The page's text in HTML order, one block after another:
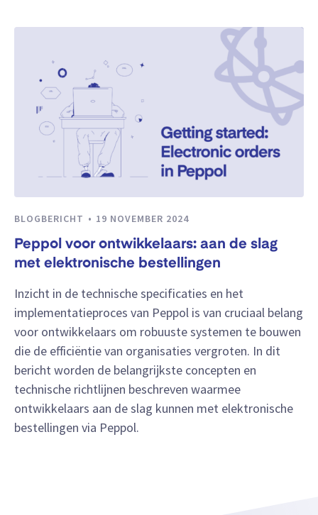
BLOGBERICHT 19 NOVEMBER 2024
Peppol voor ontwikkelaars: aan de slag
met elektronische bestellingen
Inzicht in de technische specificaties en het
implementatieproces van Peppol is van cruciaal belang
voor ontwikkelaars om robuuste systemen te bouwen
die de efficiëntie van organisaties vergroten. In dit
bericht worden de belangrijkste concepten en
technische richtlijnen beschreven waarmee
ontwikkelaars aan de slag kunnen met elektronische
bestellingen via Peppol.